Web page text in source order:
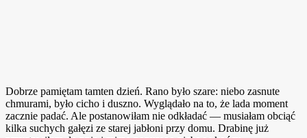
Dobrze pamiętam tamten dzień. Rano było szare: niebo zasnute
chmurami, było cicho i duszno. Wyglądało na to, że lada moment
zacznie padać. Ale postanowiłam nie odkładać — musiałam obciąć
kilka suchych gałęzi ze starej jabłoni przy domu. Drabinę już